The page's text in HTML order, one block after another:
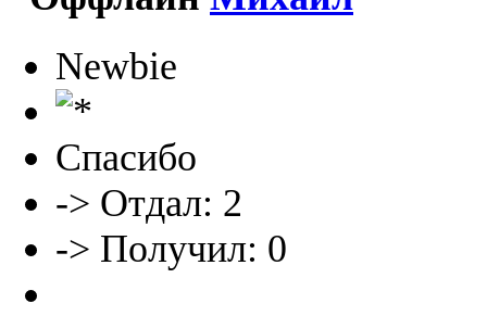
Newbie
Спасибо
-> Отдал: 2
-> Получил: 0